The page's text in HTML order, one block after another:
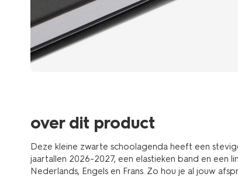
over dit product
Deze kleine zwarte schoolagenda heeft een
jaartallen 2026-2027, een elastieken band en een
Nederlands, Engels en Frans. Zo hou je al jouw